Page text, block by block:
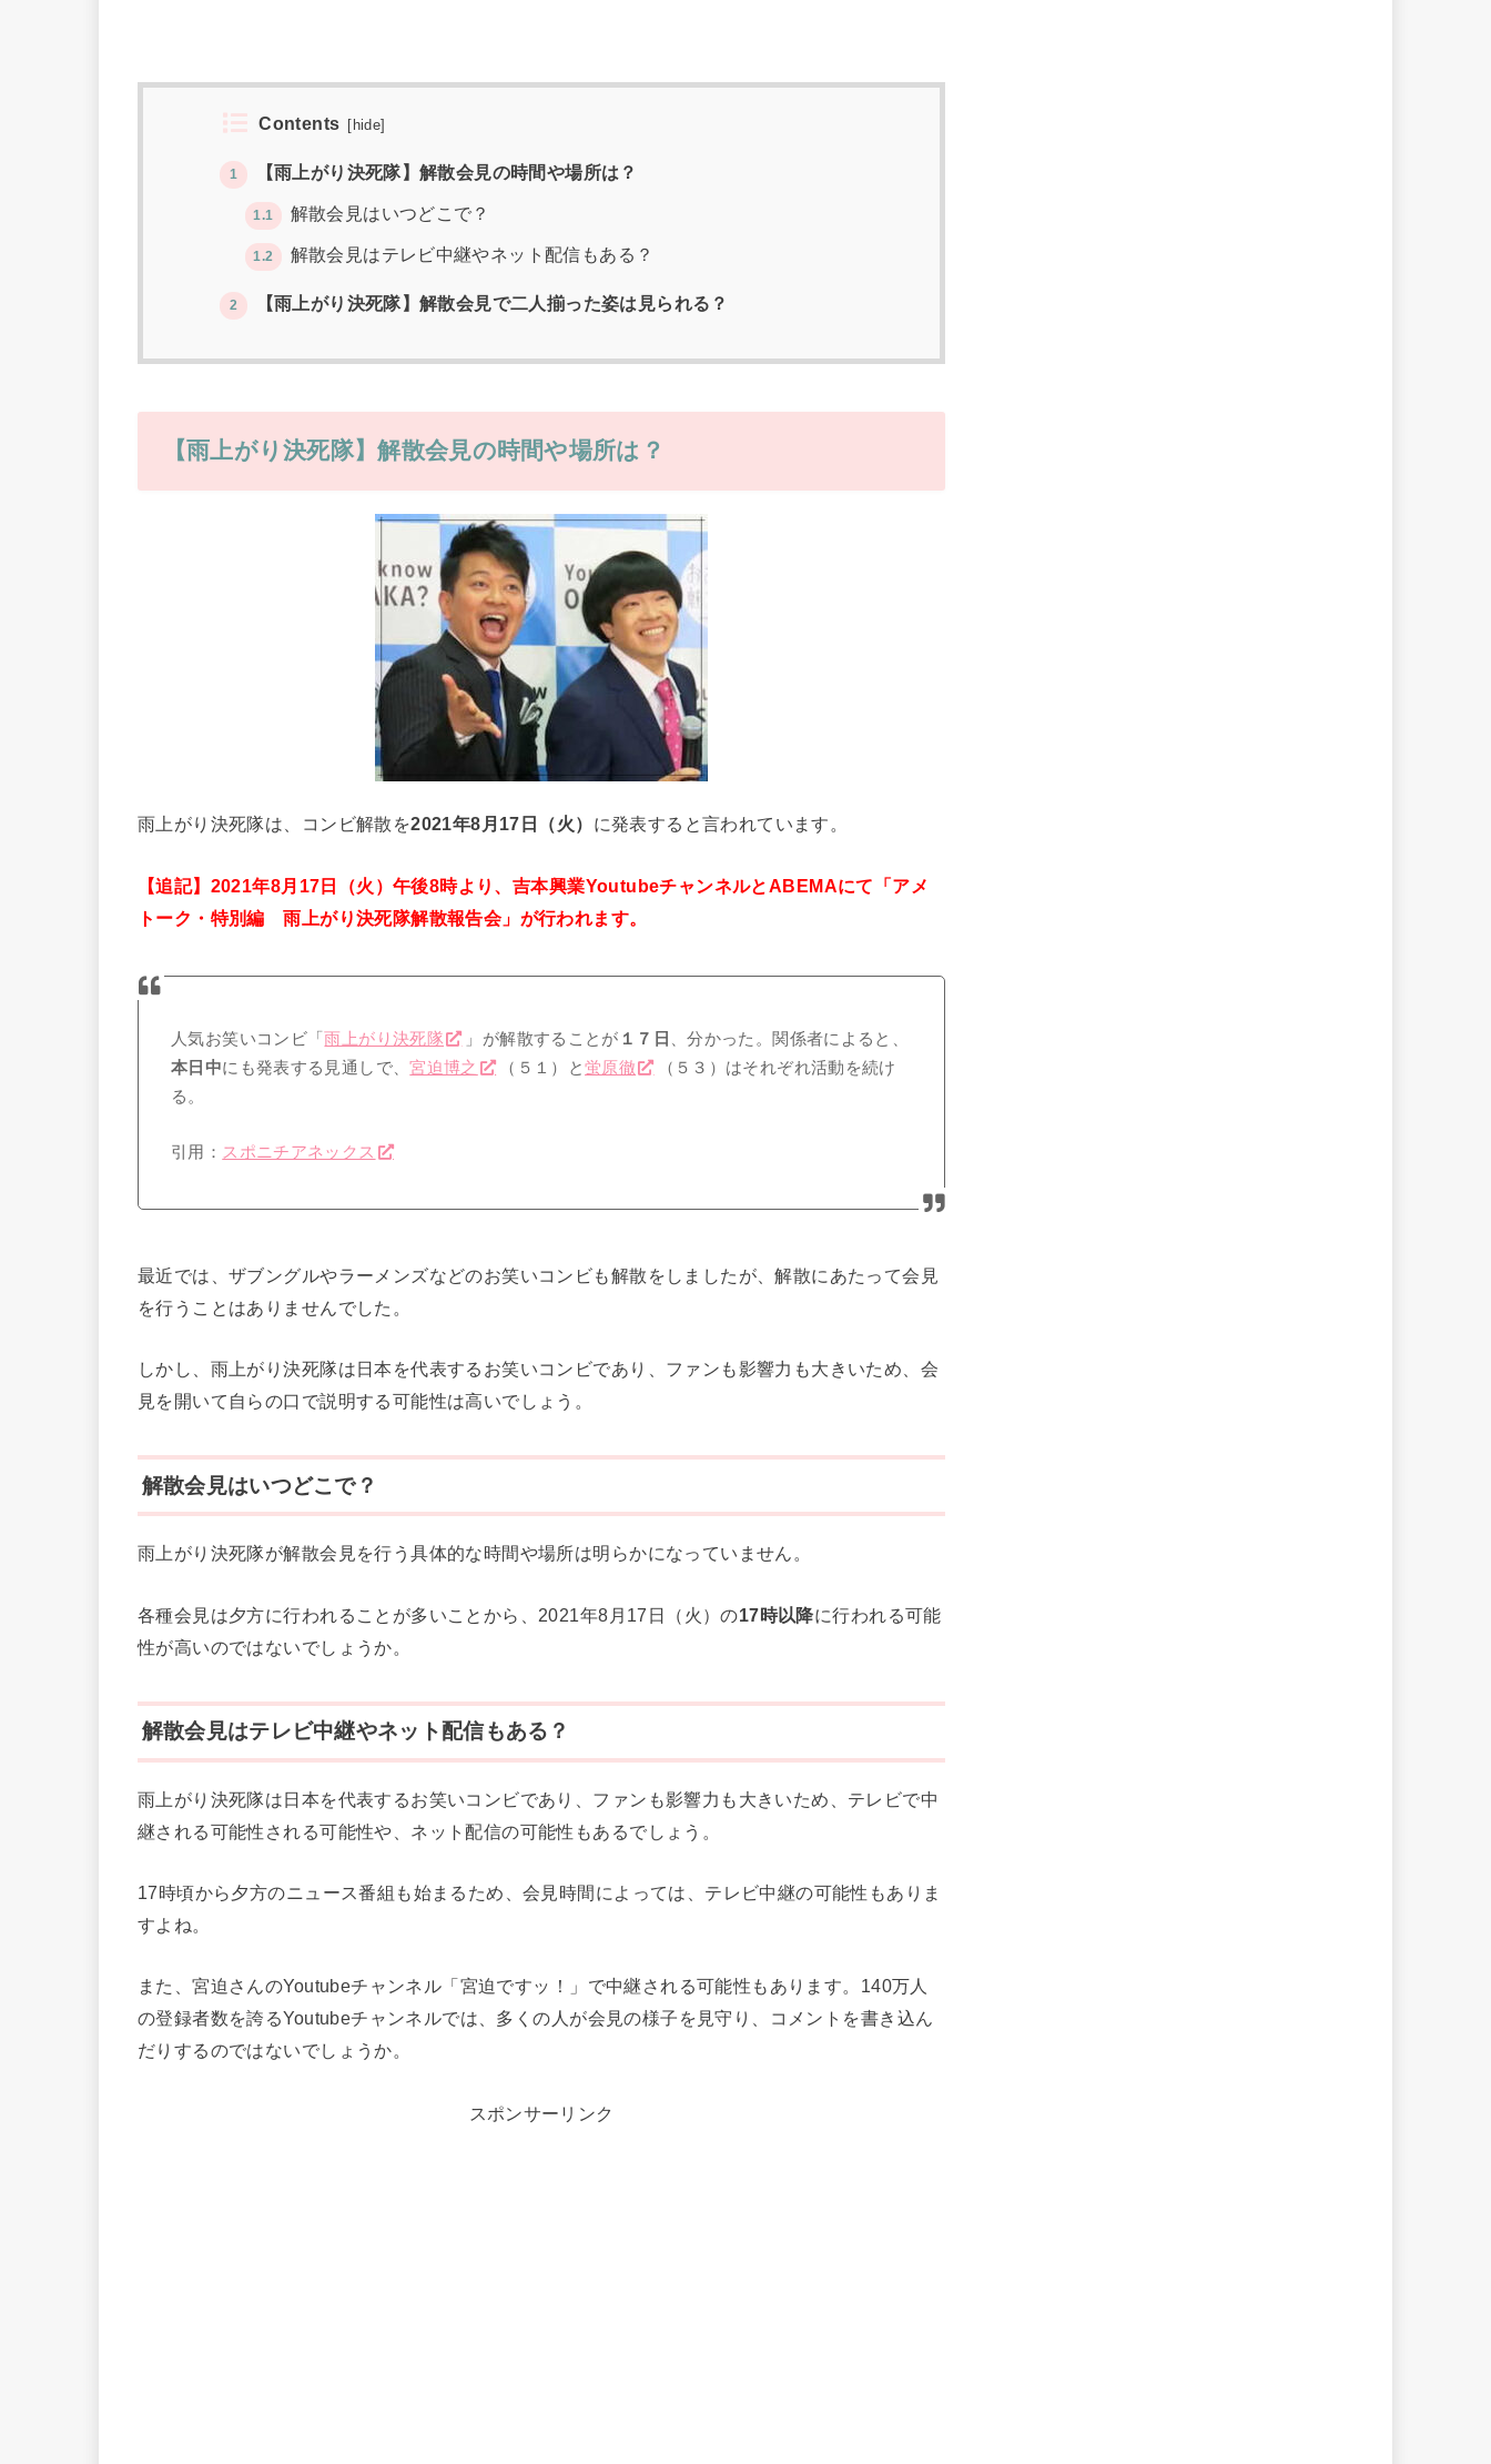
Contents [ hide]
1 【雨上がり決死隊】解散会見の時間や場所は？
1.1 解散会見はいつどこで？
1.2 解散会見はテレビ中継やネット配信もある？
2 【雨上がり決死隊】解散会見で二人揃った姿は見られる？
【雨上がり決死隊】解散会見の時間や場所は？
雨上がり決死隊は、コンビ解散を2021年8月17日（火） に発表すると言われています。
【追記】2021年8月17日（火）午後8時より、吉本興業YoutubeチャンネルとABEMAにて「アメ
トーク・特別編 雨上がり決死隊解散報告会」が行われます。
人気お笑いコンビ「雨上がり決死隊 」が解散することが １７日 、分かった。関係者によると、
本日中にも発表する見通しで、宮迫博之 （５１）と蛍原徹
（５３）はそれぞれ活動を続け
る。
引用： スポニチアネックス
最近では、ザブングルやラーメンズなどのお笑いコンビも解散をしましたが、解散にあたって会見
を行うことはありませんでした。
しかし、雨上がり決死隊は日本を代表するお笑いコンビであり、ファンも影響力も大きいため、会
見を開いて自らの口で説明する可能性は高いでしょう。
解散会見はいつどこで？
雨上がり決死隊が解散会見を行う具体的な時間や場所は明らかになっていません。
各種会見は夕方に行われることが多いことから、2021年8月17日（火）の17時以降に行われる可能
性が高いのではないでしょうか。
解散会見はテレビ中継やネット配信もある？
雨上がり決死隊は日本を代表するお笑いコンビであり、ファンも影響力も大きいため、テレビで中
継される可能性される可能性や、ネット配信の可能性もあるでしょう。
17時頃から夕方のニュース番組も始まるため、会見時間によっては、テレビ中継の可能性もありま
すよね。
また、宮迫さんのYoutubeチャンネル「宮迫ですッ！」で中継される可能性もあります。140万人
の登録者数を誇るYoutubeチャンネルでは、多くの人が会見の様子を見守り、コメントを書き込ん
だりするのではないでしょうか。
スポンサーリンク